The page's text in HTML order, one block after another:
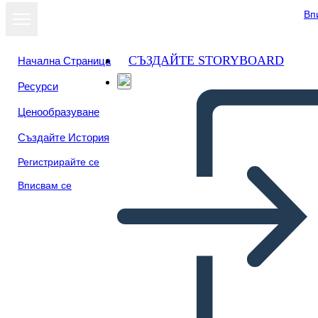
Начална Страница
Ресурси
Ценообразуване
Създайте История
Регистрирайте се
Вписвам се
СЪЗДАЙТЕ STORYBOARD